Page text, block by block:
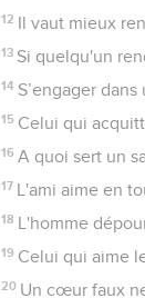
12 Il vaut mieux
13 Si quelqu'un
14 S’engager
15 Celui qui
16 A quoi sert un
17 L'ami aime en
18 L'homme
19 Celui qui aime
20 Un cœur faux